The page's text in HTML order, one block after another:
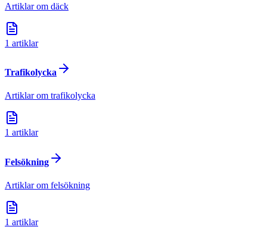
Artiklar om däck
1 artiklar
Trafikolycka
Artiklar om trafikolycka
1 artiklar
Felsökning
Artiklar om felsökning
1 artiklar